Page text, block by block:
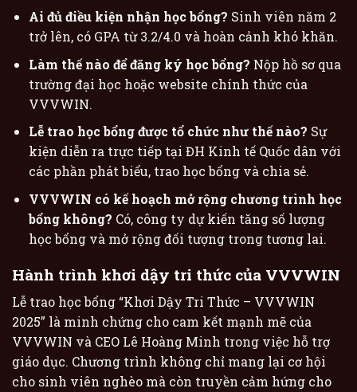
Ai đủ điều kiện nhận học bổng? Sinh viên năm 2
trở lên, có GPA từ 3.2/4.0 và hoàn cảnh khó khăn.
Làm thế nào để đăng ký học bổng? Nộp hồ sơ qua
trường đại học hoặc website chính thức của
VVVWIN.
Lễ trao học bổng được tổ chức như thế nào? Sự
kiện diễn ra trực tiếp tại ĐH Kinh tế Quốc dân với
các phần phát biểu, trao học bổng và chia sẻ.
VVVWIN có kế hoạch mở rộng chương trình học
bổng không? Có, công ty dự kiến tăng số lượng
học bổng và mở rộng đối tượng trong tương lai.
Hành trình khơi dậy tri thức của VVVWIN
Lễ trao học bổng “Khơi Dậy Tri Thức – VVVWIN
2025” là minh chứng cho cam kết mạnh mẽ của
VVVWIN và CEO Lê Hoàng Minh trong việc hỗ trợ
giáo dục. Chương trình không chỉ mang lại cơ hội
cho sinh viên nghèo mà còn truyền cảm hứng cho